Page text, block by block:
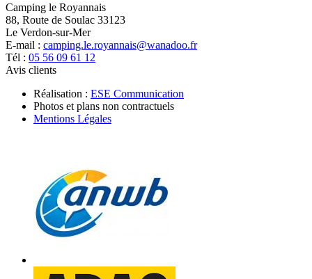
Camping le Royannais
88, Route de Soulac 33123
Le Verdon-sur-Mer
E-mail : camping.le.royannais@wanadoo.fr
Tél : 05 56 09 61 12
Avis clients
Réalisation : ESE Communication
Photos et plans non contractuels
Mentions Légales